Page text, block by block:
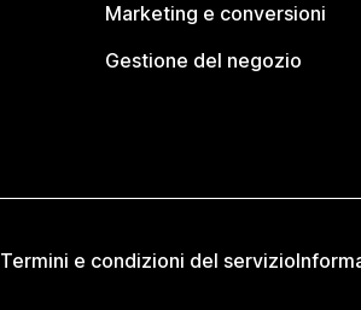
Marketing e conversioni
Gestione del negozio
Termini e condizioni del servizio